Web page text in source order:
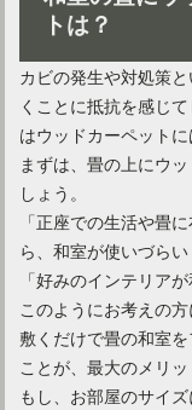
やってみよう！カー
トは？
カビの発生や対処策
くことに抵抗を感じ
はウッドカーペットに
まずは、畳の上にウ
しょう。
「正座での生活や畳
ら、和室が使いづらい
「好みのインテリア
このようにお考えの
敷くだけで畳の和室
ことが、最大のメリ
もし、お部屋のサイ